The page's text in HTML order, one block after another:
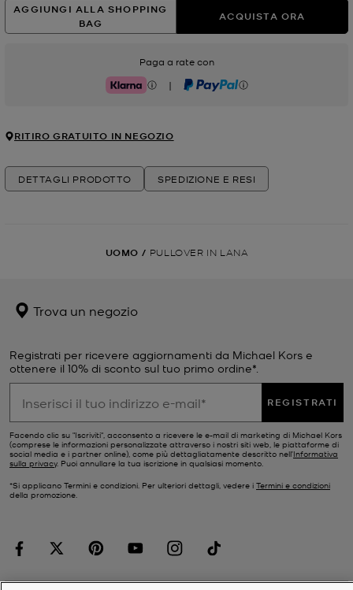
AGGIUNGI ALLA SHOPPING
BAG
ACQUISTA ORA
Paga a rate con
Klarna | PayPal
RITIRO GRATUITO IN NEGOZIO
DETTAGLI PRODOTTO SPEDIZIONE E RESI
UOMO / PULLOVER IN LANA
Trova un negozio
Registrati per ricevere aggiornamenti da Michael Kors e
ottenere il 10% di sconto sul tuo primo ordine*.
REGISTRATI
Facendo clic su "Iscriviti", acconsento a ricevere le e-mail di marketing di Michael Kors
(comprese le informazioni personalizzate attraverso i nostri siti web, le piattaforme di
social media e i partner online), come più dettagliatamente descritto nell’Informativa
sulla privacy. Puoi annullare la tua iscrizione in qualsiasi momento.
*Si applicano Termini e condizioni. Per ulteriori dettagli, vedere i Termini e condizioni
della promozione.